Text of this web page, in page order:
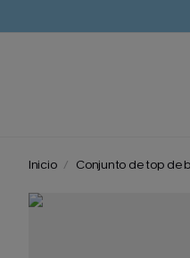
Inicio Conjunto de top de